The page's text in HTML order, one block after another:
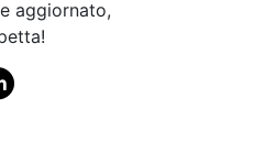
aggiornato,